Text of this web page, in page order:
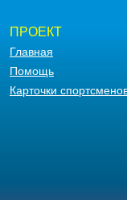
ПРОЕКТ
Главная
Помощь
Карточки